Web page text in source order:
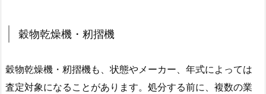
穀物乾燥機・籾摺機
穀物乾燥機・籾摺機も、状態やメーカー、年式によっては
査定対象になることがあります。処分する前に、複数の業